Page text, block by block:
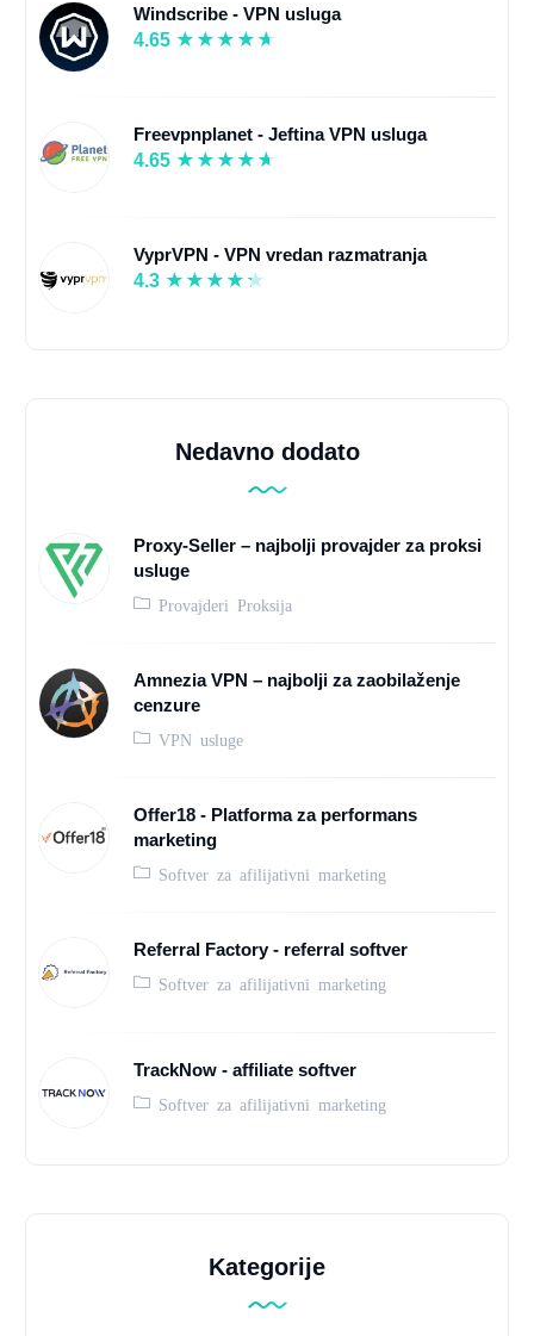
Windscribe - VPN usluga
4.65
Freevpnplanet - Jeftina VPN usluga
4.65
VyprVPN - VPN vredan razmatranja
4.3
Nedavno dodato
Proxy-Seller – najbolji provajder za proksi
usluge
Provajderi Proksija
Amnezia VPN – najbolji za zaobilaženje
cenzure
VPN usluge
Offer18 - Platforma za performans
marketing
Softver za afilijativni marketing
Referral Factory - referral softver
Softver za afilijativni marketing
TrackNow - affiliate softver
Softver za afilijativni marketing
Kategorije